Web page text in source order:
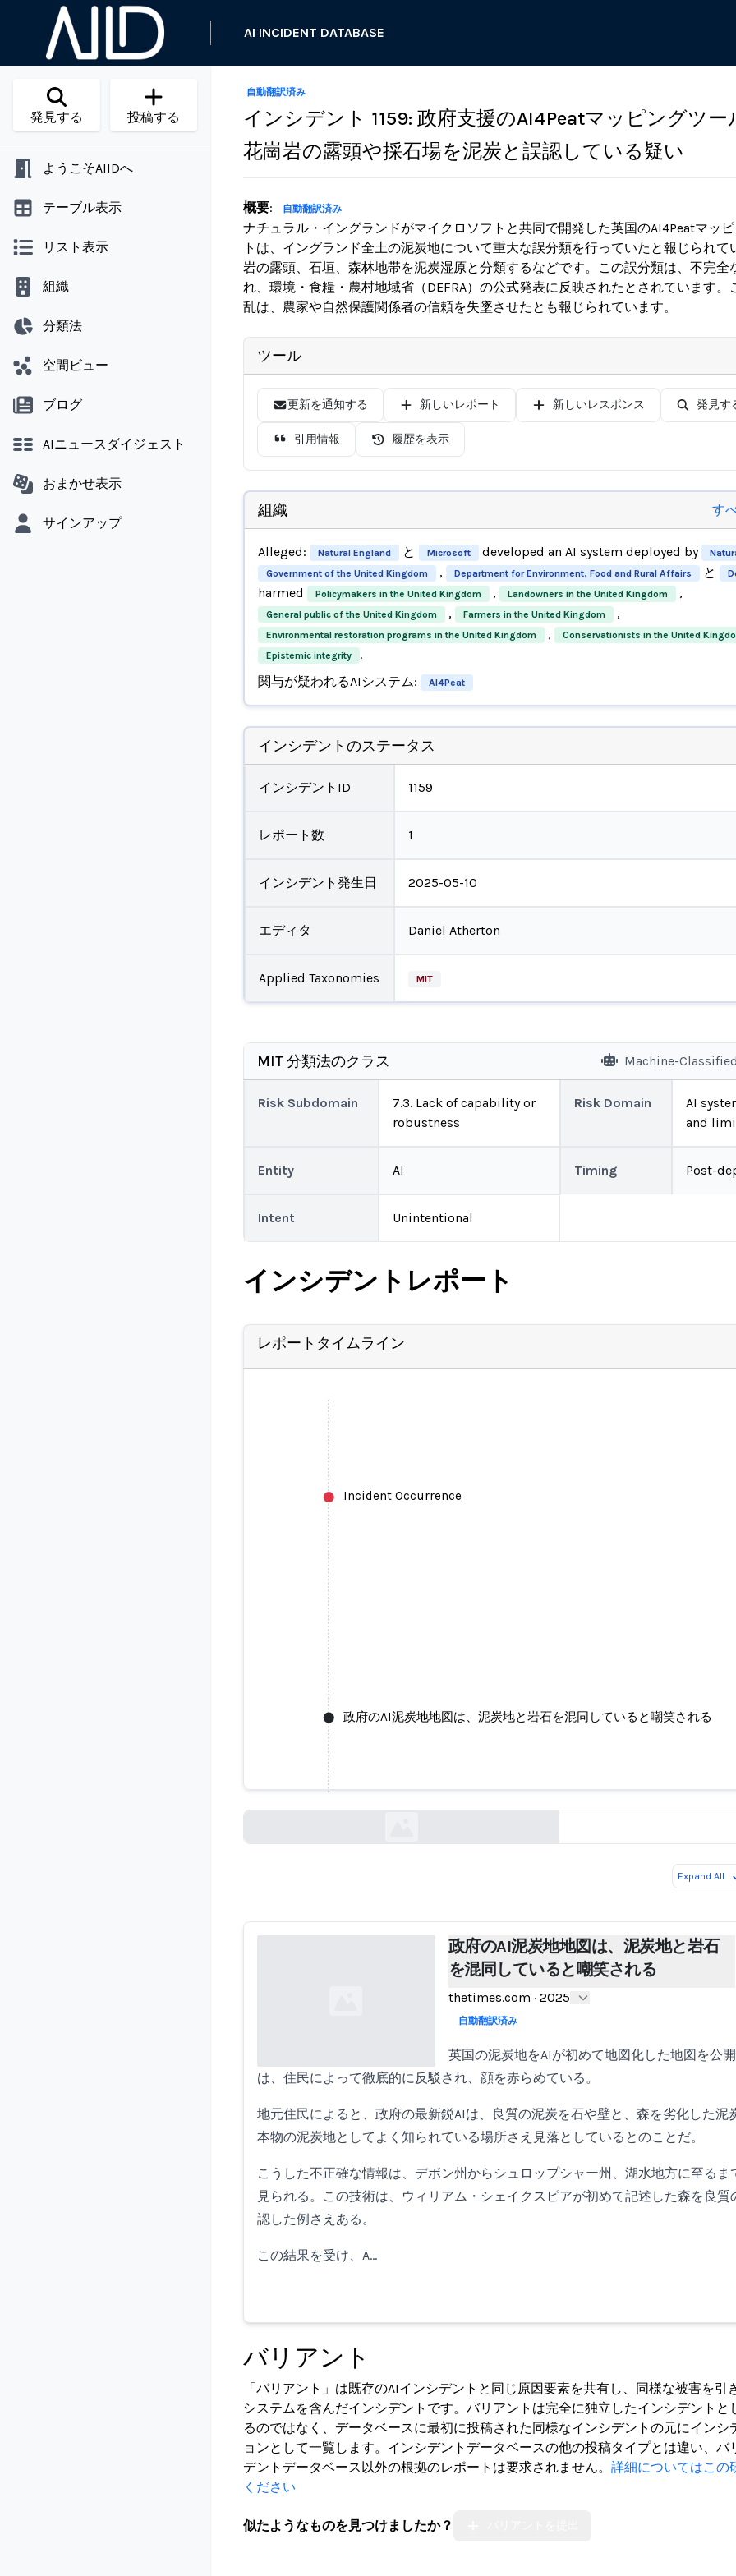
AI INCIDENT DATABASE
発見する 投稿する
ようこそAIIDへ
テーブル表示
リスト表示
組織
分類法
空間ビュー
ブログ
AIニュースダイジェスト
おまかせ表示
サインアップ
自動翻訳済み
インシデント 1159: 政府支援のAI4Peatマッピングツー
花崗岩の露頭や採石場を泥炭と誤認している疑い
概要: 自動翻訳済み
ナチュラル・イングランドがマイクロソフトと共同で開発した英国のAI4Peatマッ
トは、イングランド全土の泥炭地について重大な誤分類を行っていたと報じられて
岩の露頭、石垣、森林地帯を泥炭湿原と分類するなどです。この誤分類は、不完全
れ、環境・食糧・農村地域省（DEFRA）の公式発表に反映されたとされています。
乱は、農家や自然保護関係者の信頼を失墜させたとも報じられています。
ツール
更新を通知する 新しいレポート 新しいレスポンス 発見す
引用情報 履歴を表示
組織 す
Alleged: Natural England と Microsoft developed an AI system deployed by
Government of the United Kingdom
, Department for Environment, Food and Rural Affairs と
harmed Policymakers in the United Kingdom , Landowners in the United Kingdom ,
General public of the United Kingdom , Farmers in the United Kingdom ,
Environmental restoration programs in the United Kingdom ,
Conservationists in the United
Epistemic integrity
.
関与が疑われるAIシステム:
AI4Peat
インシデントのステータス
インシデントID 1159
レポート数 1
インシデント発生日 2025-05-10
エディタ Daniel Atherton
Applied Taxonomies MIT
MIT 分類法のクラス Machine-
Risk Subdomain
7.3. Lack of capability or
robustness
Risk Domain
AI
and
Entity AI Timing Post-
Intent Unintentional
インシデントレポート
レポートタイムライン
Incident Occurrence
政府のAI泥炭地地図は、泥炭地と岩石を混同していると嘲笑される
政府のAI泥炭地地図は、泥炭地と岩石を混同していると嘲
Expand All
政府のAI泥炭地地図は、泥炭地と岩石
を混同していると嘲笑される
thetimes.com · 2025
自動翻訳済み
英国の泥炭地をAIが初めて地図化した地図を公
は、住民によって徹底的に反駁され、顔を赤らめている。
地元住民によると、政府の最新鋭AIは、良質の泥炭を石や壁と、森を劣化した泥
本物の泥炭地としてよく知られている場所さえ見落としているとのことだ。
こうした不正確な情報は、デボン州からシュロップシャー州、湖水地方に至るま
見られる。この技術は、ウィリアム・シェイクスピアが初めて記述した森を良質
認した例さえある。
この結果を受け、A…
バリアント
「バリアント」は既存のAIインシデントと同じ原因要素を共有し、同様な被害を引
システムを含んだインシデントです。バリアントは完全に独立したインシデントと
るのではなく、データベースに最初に投稿された同様なインシデントの元にインシ
ョンとして一覧します。インシデントデータベースの他の投稿タイプとは違い、バ
デントデータベース以外の根拠のレポートは要求されません。 詳細についてはこの
ください
似たようなものを見つけましたか？